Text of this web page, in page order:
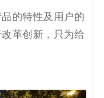
的特性及用户的
革创新，只为给